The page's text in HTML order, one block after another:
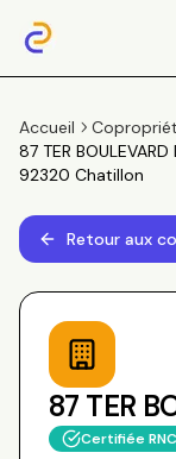
Accueil
87 TER
92320 Chatillon
Retour aux
87 TER
Certifiée